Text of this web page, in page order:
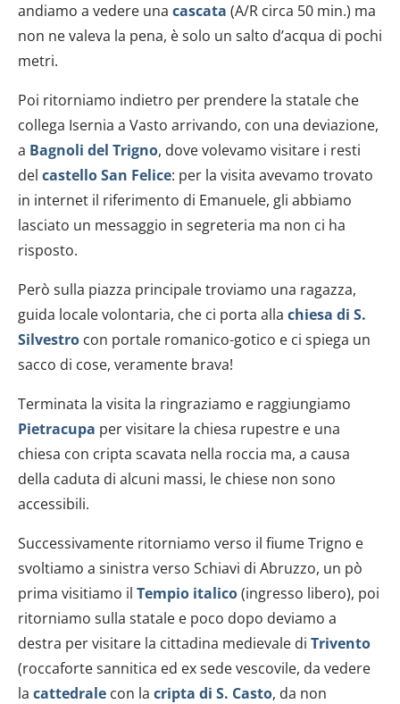
andiamo a vedere una cascata (A/R circa 50 min.) ma
non ne valeva la pena, è solo un salto d’acqua di pochi
metri.
Poi ritorniamo indietro per prendere la statale che
collega Isernia a Vasto arrivando, con una deviazione,
a Bagnoli del Trigno, dove volevamo visitare i resti
del castello San Felice: per la visita avevamo trovato
in internet il riferimento di Emanuele, gli abbiamo
lasciato un messaggio in segreteria ma non ci ha
risposto.
Però sulla piazza principale troviamo una ragazza,
guida locale volontaria, che ci porta alla chiesa di S.
Silvestro con portale romanico-gotico e ci spiega un
sacco di cose, veramente brava!
Terminata la visita la ringraziamo e raggiungiamo
Pietracupa per visitare la chiesa rupestre e una
chiesa con cripta scavata nella roccia ma, a causa
della caduta di alcuni massi, le chiese non sono
accessibili.
Successivamente ritorniamo verso il fiume Trigno e
svoltiamo a sinistra verso Schiavi di Abruzzo, un pò
prima visitiamo il Tempio italico(ingresso libero), poi
ritorniamo sulla statale e poco dopo deviamo a
destra per visitare la cittadina medievale di Trivento
(roccaforte sannitica ed ex sede vescovile, da vedere
la cattedrale con la cripta di S. Casto, da non